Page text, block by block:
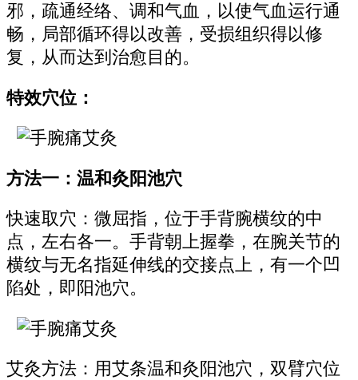
邪，疏通经络、调和气血，以使气血运行通
畅，局部循环得以改善，受损组织得以修
复，从而达到治愈目的。
特效穴位：
方法一：温和灸阳池穴
快速取穴：微屈指，位于手背腕横纹的中
点，左右各一。手背朝上握拳，在腕关节的
横纹与无名指延伸线的交接点上，有一个凹
陷处，即阳池穴。
艾灸方法：用艾条温和灸阳池穴，双臂穴位